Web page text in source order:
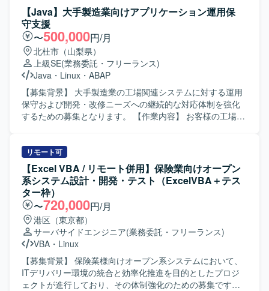
ョンを取りながら、状況報告や相談を適切に行っていただ
ける方を歓迎いたします。 【ポジションの魅力】 ・特権ID
管理やセキュリティパッチ適用など、リスク管理領域の実
務を通じてインフラ運用・セキュリティに関する知見を深
めていただけます。 ・NotesDBやバッチ処理、Excelマクロ
などを活用した運用自動化・効率化の経験を積むことがで
きます。 【開発環境】 ・NotesDB ・Excelマクロ、Lotusス
クリプト
ミーティングにおける通訳対応を行っていただきます。技
術資料、契約書、メール、各種書類などの日英・英日翻訳
を担当していただきます。国際貿易における補助業務とし
て、インボイスやパッキングリストなど輸出入に関する貿
易書類の確認・作成サポート、関係者との連絡調整などを
行っていただきます。また、適性に応じて、実機検証を含
む技術サポート、ロボットの簡単な修理・メンテナンス、
各種図面チェック、営業サポート業務などをお任せする可
能性があります。北米への海外出張では、現地での通訳対
応も含めた支援を行っていただきます。 【求める人物像】
できる方が望ましいです。製造業に関する業界知識を活か
しながら、幅広い業務範囲に柔軟に対応できる方にマッチ
したポジションです。 【ポジションの魅力】 最先端かつ今
後の需要が高まるIoT/ロボット開発領域に携われるため、市
場価値を高めることができる環境です。通訳・翻訳、技術
サポート、国際貿易補助など複数の領域を横断して経験を
積むことができ、グローバルなビジネス現場で活躍できる
ポジションです。面談時の適性に応じて業務内容が調整さ
れるため、ご自身の強みを活かした働き方が可能です。
【開発環境】 ロボットやハードウェア機器を扱う製造業の
現場において、技術資料や図面などを用いた業務を行って
いただきます。
【Java】大手製造業向けアプリケーション運用保
守支援
〜500,000円/月
北杜市（山梨県）
上級SE(業務委託・フリーランス)
Java ・ Linux ・ ABAP
【募集背景】 大手製造業の工場関連システムに対する運用
保守および開発・改修ニーズへの継続的な対応体制を強化
するための募集となります。 【作業内容】 お客様の工場関
様からの問合せや障害発生時の対応、各種相談への対応な
ど、システム運用保守に関わる業務を実施していただきま
す。 【求める人物像】 工場関連システムの業務内容を積極
的に理解しようとする姿勢をお持ちの方を求めています。
ユーザ様や関係者と円滑にコミュニケーションを取りなが
ら、丁寧かつ責任感を持って運用保守や上流工程の業務を
進めていただける方が望ましいです。 【ポジションの魅
力】 大手製造業の工場関連システムに長期的に関わること
で、製造業の業務知識とシステム運用保守のスキルをあわ
せて高めていくことができます。上流工程から運用保守ま
で幅広い工程を経験できるため、キャリアの幅を広げやす
いポジションです。 【開発環境】 JavaやVBAを用いたアプ
リモート可
【Excel VBA / リモート併用】保険業向けオープン
系システム設計・開発・テスト（ExcelVBA＋テス
ター枠）
〜720,000円/月
港区（東京都）
サーバサイドエンジニア(業務委託・フリーランス)
VBA ・ Linux
【募集背景】 保険業様向けオープン系システムにおいて、
ITデリバリー環境の統合と効率化推進を目的としたプロジ
ェクトが進行しており、その体制強化のための募集です。